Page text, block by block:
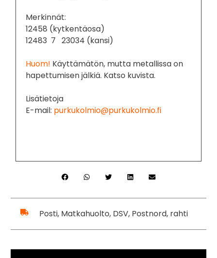
Merkinnät:
12458 (kytkentäosa)
12483 7 23034 (kansi)
Huom! Käyttämätön, mutta metallissa on
hapettumisen jälkiä. Katso kuvista.
Lisätietoja
E-mail: purkukolmio@purkukolmio.fi
Posti, Matkahuolto, DSV, Postnord, rahti